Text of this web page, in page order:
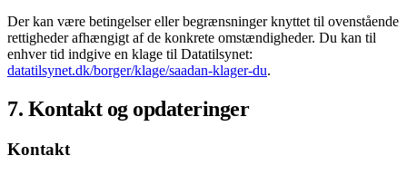
Der kan være betingelser eller begrænsninger knyttet til ovenstående
rettigheder afhængigt af de konkrete omstændigheder. Du kan til
enhver tid indgive en klage til Datatilsynet:
datatilsynet.dk/borger/klage/saadan-klager-du.
7. Kontakt og opdateringer
Kontakt